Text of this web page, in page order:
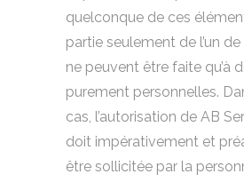
quelconque de ces
partie seulement de l’un
ne peuvent être faite qu’à
purement personnelles.
cas, l’autorisation de AB
doit impérativement et
être sollicitée par la